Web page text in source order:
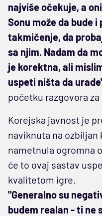
najviše očekuje, a
Sonu može da bude
takmičenje, da
sa njim. Nadam da
je korektna, ali
uspeti ništa da
početku razgovora
Korejska javnost je
naviknuta na ozbiljan
nametnula ogromna
će to ovaj sastav
kvalitetom igre.
"Generalno su
budem realan - ti ne